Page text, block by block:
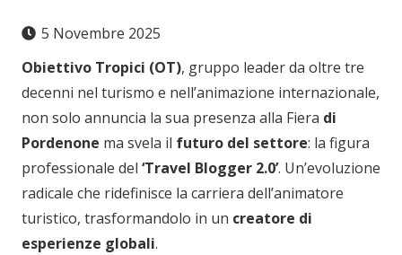
5 Novembre 2025
Obiettivo Tropici (OT), gruppo leader da oltre tre
decenni nel turismo e nell’animazione internazionale,
non solo annuncia la sua presenza alla Fiera di
Pordenone ma svela il futuro del settore: la figura
professionale del ‘Travel Blogger 2.0’. Un’evoluzione
radicale che ridefinisce la carriera dell’animatore
turistico, trasformandolo in un creatore di
esperienze globali.